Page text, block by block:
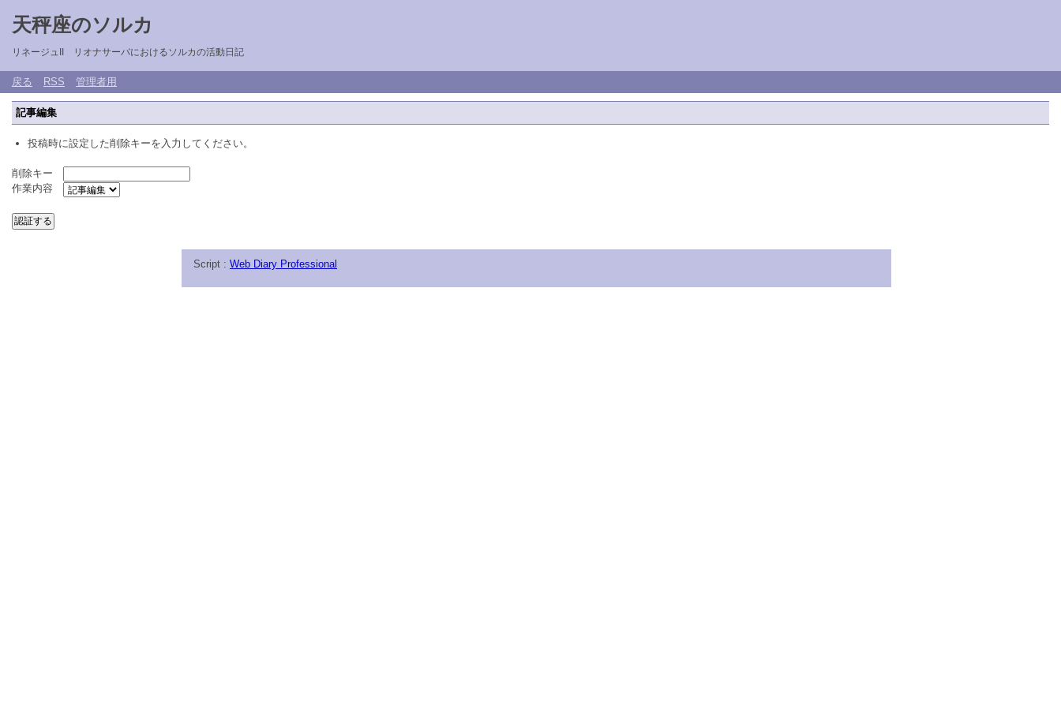
天秤座のソルカ
リネージュII リオナサーバにおけるソルカの活動日記
戻る RSS 管理者用
記事編集
投稿時に設定した削除キーを入力してください。
削除キー
作業内容
Script : Web Diary Professional